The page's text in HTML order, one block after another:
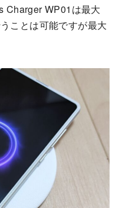
Charger WP01は最大
ことは可能ですが最大